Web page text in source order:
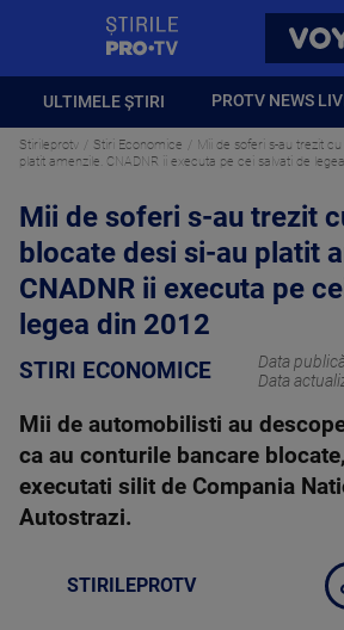
ULTIMELE ȘTIRI PROTV NEWS
Stirileprotv Stiri Economice
Mii de soferi s-au trezit
platit amenzile. CNADNR ii executa pe cei salvati de
Mii de soferi s-au trezit
blocate desi si-au platit
CNADNR ii executa pe
legea din 2012
STIRI ECONOMICE Data
Data
Mii de automobilisti au
ca au conturile bancare
executati silit de Compania
Autostrazi.
STIRILEPROTV